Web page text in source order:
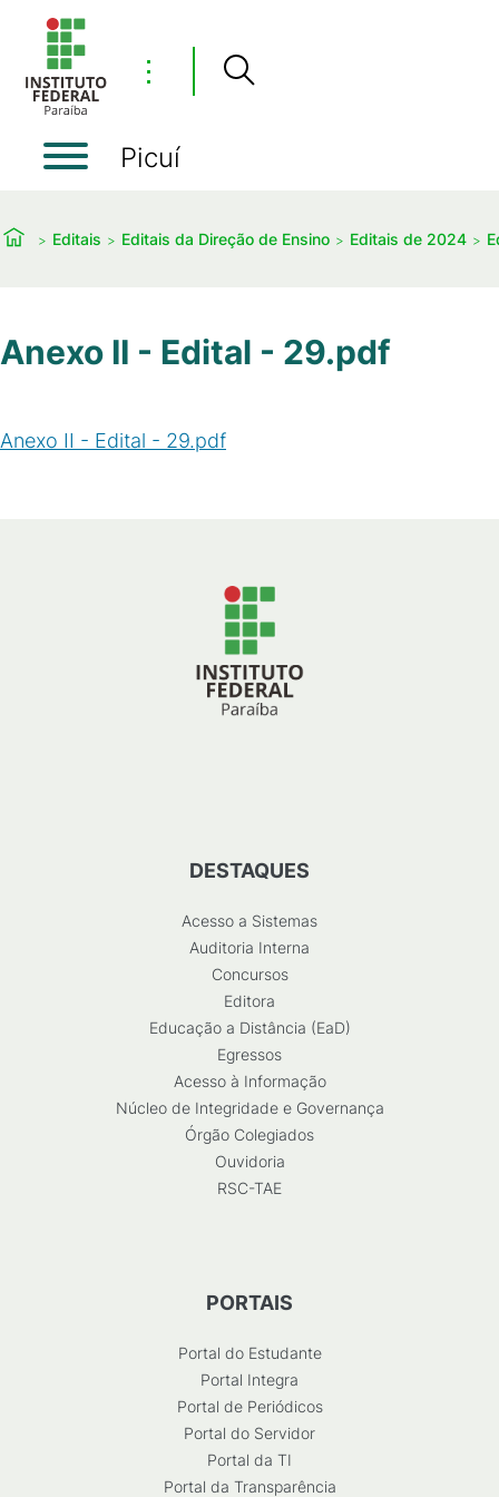
⋮
Picuí
Editais Editais da Direção de Ensino Editais de 2024
Anexo II - Edital - 29.pdf
Anexo II - Edital - 29.pdf
DESTAQUES
Acesso a Sistemas
Auditoria Interna
Concursos
Editora
Educação a Distância (EaD)
Egressos
Acesso à Informação
Núcleo de Integridade e Governança
Órgão Colegiados
Ouvidoria
RSC-TAE
PORTAIS
Portal do Estudante
Portal Integra
Portal de Periódicos
Portal do Servidor
Portal da TI
Portal da Transparência